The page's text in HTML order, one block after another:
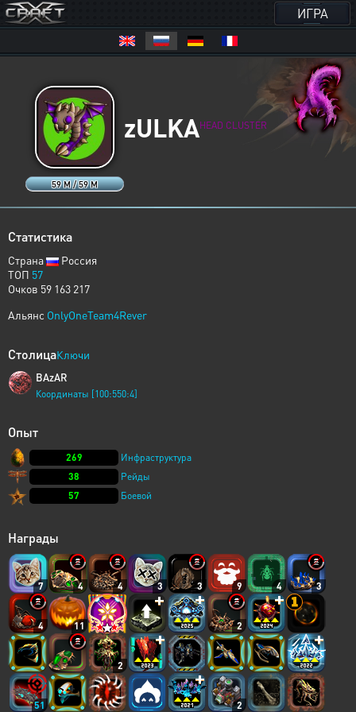
ИГРА
59 M / 59 M
zULKAHEAD CLUSTER
Статистика
Страна
Россия
ТОП 57
Очков 59 163 217
Альянс OnlyOneTeam4Rever
СтолицаКлючи
BAzAR
Координаты [100:550:4]
Опыт
269
Инфраструктура
38
Рейды
57
Боевой
Награды
7 4 4 3 3 9 4 3
4 11 2
2
51 2